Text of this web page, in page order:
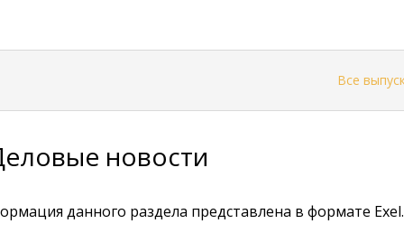
Все
новости
данного раздела представлена в формате Exel.